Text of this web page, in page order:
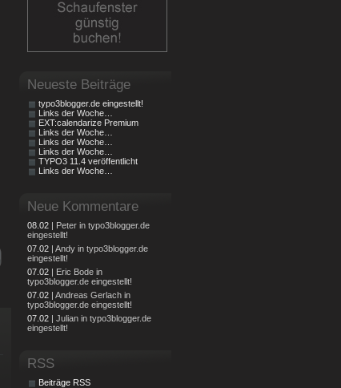
Neueste Beiträge
typo3blogger.de eingestellt!
Links der Woche…
EXT:calendarize Premium
Links der Woche…
Links der Woche…
Links der Woche…
TYPO3 11.4 veröffentlicht
Links der Woche…
Neue Kommentare
08.02 | Peter in typo3blogger.de
eingestellt!
07.02 | Andy in typo3blogger.de
eingestellt!
07.02 | Eric Bode in
typo3blogger.de eingestellt!
07.02 | Andreas Gerlach in
typo3blogger.de eingestellt!
07.02 | Julian in typo3blogger.de
eingestellt!
RSS
Beiträge RSS